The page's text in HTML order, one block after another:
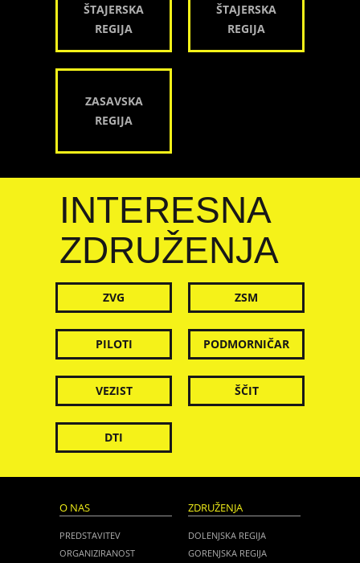
ŠTAJERSKA
REGIJA
ŠTAJERSKA
REGIJA
ZASAVSKA
REGIJA
INTERESNA
ZDRUŽENJA
ZVG ZSM
PILOTI PODMORNIČAR
VEZIST ŠČIT
DTI
O NAS
PREDSTAVITEV
ORGANIZIRANOST
ZDRUŽENJA
DOLENJSKA REGIJA
GORENJSKA REGIJA